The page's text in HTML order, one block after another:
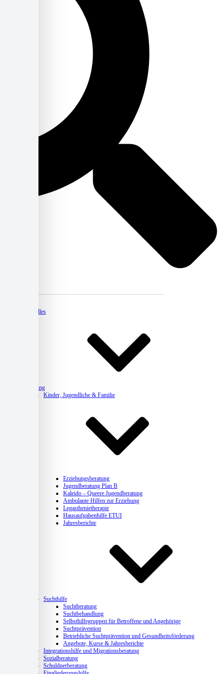
Aktuelles
Beratung
Kinder, Jugendliche & Familie
Erziehungsberatung
Jugendberatung Plan B
Kaleido – Queere Jugendberatung
Ambulante Hilfen zur Erziehung
Legasthenietherapie
Hausaufgabenhilfe ETUI
Jahresberichte
Suchthilfe
Suchtberatung
Suchtbehandlung
Selbsthilfegruppen für Betroffene und Angehörige
Suchtprävention
Betriebliche Suchtprävention und Gesundheitsförderung
Angebote, Kurse & Jahresberichte
Integrationshilfe und Migrationsberatung
Sozialberatung
Schuldnerberatung